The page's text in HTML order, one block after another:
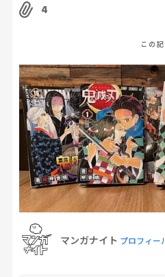
4
この
マンガナイト プロフィー